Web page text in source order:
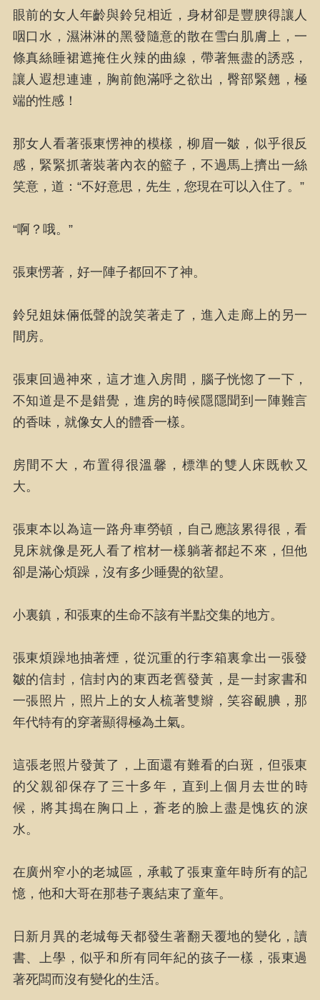
眼前的女人年齡與鈴兒相近，身材卻是豐腴得讓人
咽口水，濕淋淋的黑發隨意的散在雪白肌膚上，一
條真絲睡裙遮掩住火辣的曲線，帶著無盡的誘惑，
讓人遐想連連，胸前飽滿呼之欲出，臀部緊翹，極
端的性感！
那女人看著張東愣神的模樣，柳眉一皺，似乎很反
感，緊緊抓著裝著內衣的籃子，不過馬上擠出一絲
笑意，道：“不好意思，先生，您現在可以入住了。”
“啊？哦。”
張東愣著，好一陣子都回不了神。
鈴兒姐妹倆低聲的說笑著走了，進入走廊上的另一
間房。
張東回過神來，這才進入房間，腦子恍惚了一下，
不知道是不是錯覺，進房的時候隱隱聞到一陣難言
的香味，就像女人的體香一樣。
房間不大，布置得很溫馨，標準的雙人床既軟又
大。
張東本以為這一路舟車勞頓，自己應該累得很，看
見床就像是死人看了棺材一樣躺著都起不來，但他
卻是滿心煩躁，沒有多少睡覺的欲望。
小裏鎮，和張東的生命不該有半點交集的地方。
張東煩躁地抽著煙，從沉重的行李箱裏拿出一張發
皺的信封，信封內的東西老舊發黃，是一封家書和
一張照片，照片上的女人梳著雙辮，笑容靦腆，那
年代特有的穿著顯得極為土氣。
這張老照片發黃了，上面還有難看的白斑，但張東
的父親卻保存了三十多年，直到上個月去世的時
候，將其搗在胸口上，蒼老的臉上盡是愧疚的淚
水。
在廣州窄小的老城區，承載了張東童年時所有的記
憶，他和大哥在那巷子裏結束了童年。
日新月異的老城每天都發生著翻天覆地的變化，讀
書、上學，似乎和所有同年紀的孩子一樣，張東過
著死闆而沒有變化的生活。